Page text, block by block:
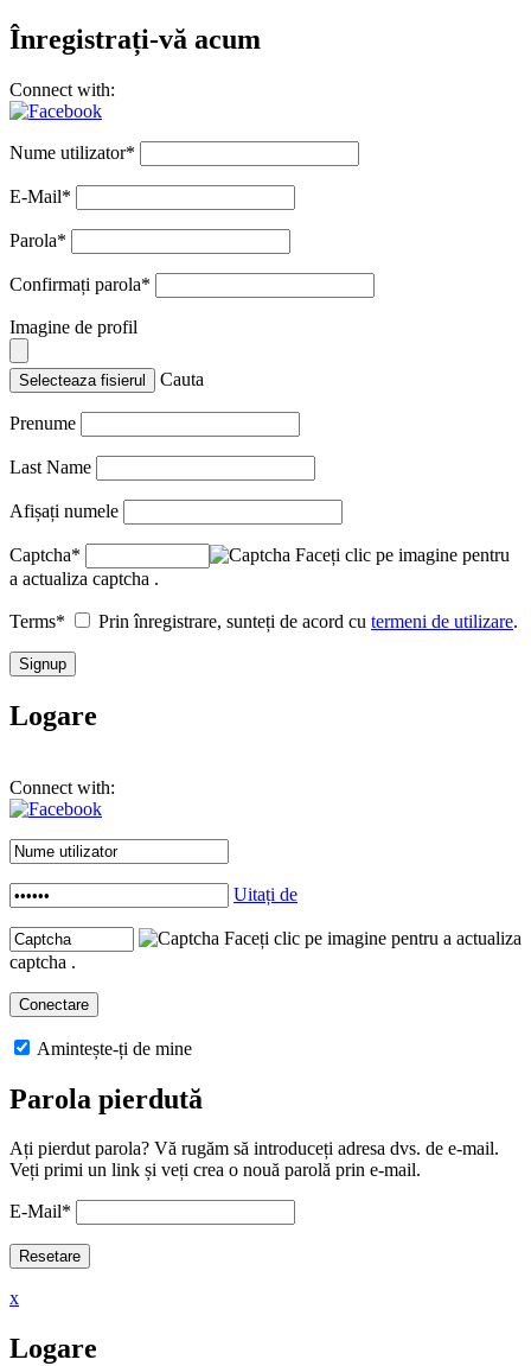
Înregistrați-vă acum
Connect with:
Nume utilizator*
E-Mail*
Parola*
Confirmați parola*
Imagine de profil
Selecteaza fisierul Cauta
Prenume
Last Name
Afișați numele
Captcha*
Faceți clic pe imagine pentru
a actualiza captcha .
Terms* Prin înregistrare, sunteți de acord cu termeni de utilizare.
Logare
Connect with:
Uitați de
Faceți clic pe imagine pentru a actualiza
captcha .
Amintește-ți de mine
Parola pierdută
Ați pierdut parola? Vă rugăm să introduceți adresa dvs. de e-mail.
Veți primi un link și veți crea o nouă parolă prin e-mail.
E-Mail*
x
Logare